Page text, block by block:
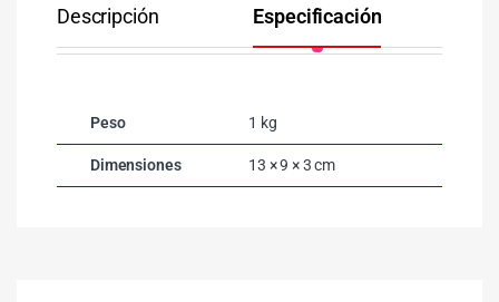
Descripción Especificación
Peso 1 kg
Dimensiones 13 × 9 × 3 cm